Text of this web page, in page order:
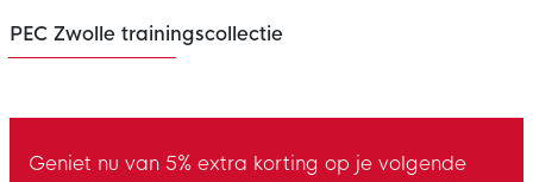
PEC Zwolle trainingscollectie
Geniet nu van 5% extra korting op je volgende